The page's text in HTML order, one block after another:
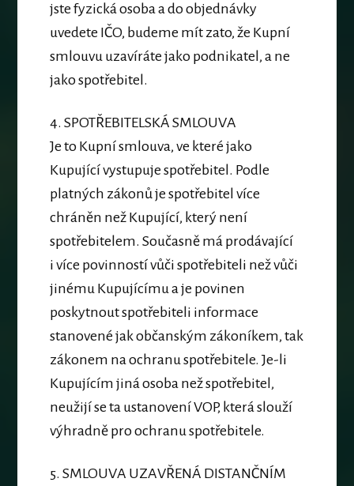
jste fyzická osoba a do objednávky
uvedete IČO, budeme mít zato, že Kupní
smlouvu uzavíráte jako podnikatel, a ne
jako spotřebitel.
4. SPOTŘEBITELSKÁ SMLOUVA
Je to Kupní smlouva, ve které jako
Kupující vystupuje spotřebitel. Podle
platných zákonů je spotřebitel více
chráněn než Kupující, který není
spotřebitelem. Současně má prodávající
i více povinností vůči spotřebiteli než vůči
jinému Kupujícímu a je povinen
poskytnout spotřebiteli informace
stanovené jak občanským zákoníkem, tak
zákonem na ochranu spotřebitele. Je-li
Kupujícím jiná osoba než spotřebitel,
neužijí se ta ustanovení VOP, která slouží
výhradně pro ochranu spotřebitele.
5. SMLOUVA UZAVŘENÁ DISTANČNÍM